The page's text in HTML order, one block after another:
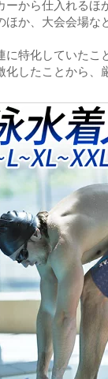
ーから仕入れるほ
か、大会会場な
に特化していた
したことから、